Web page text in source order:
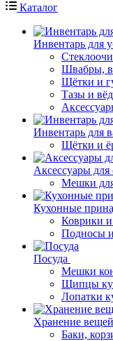
Каталог
Инвентарь для
Швабры,
Щётки и
Тазы и
Инвентарь для
Щётки и
Аксессуары для
Мешки
Кухонные
Коврики
Подносы и
Посуда
Мешки
Щипцы
Лопатки
Хранение вещей
Баки,